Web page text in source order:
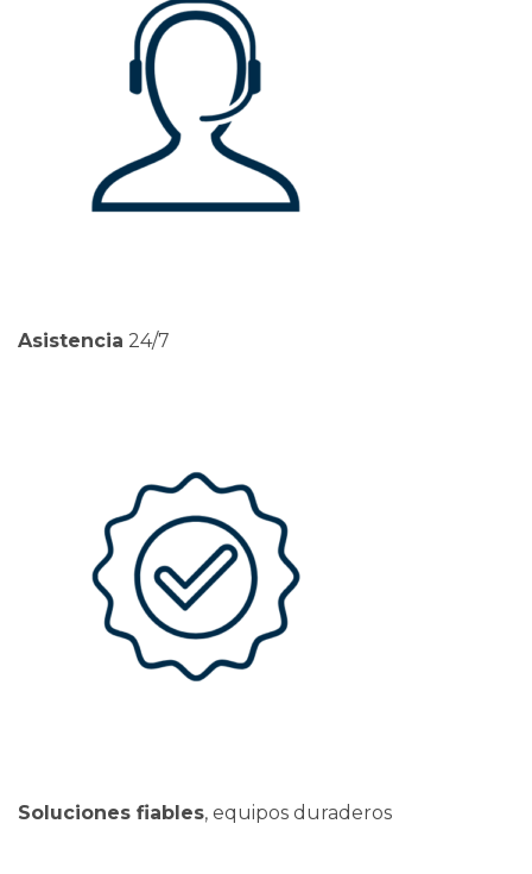
Asistencia 24/7
Soluciones fiables, equipos duraderos